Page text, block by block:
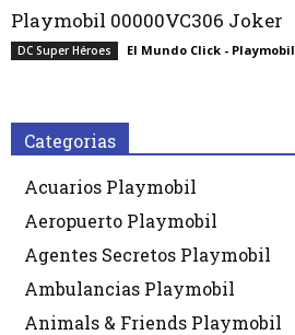
Playmobil 00000VC306 Joker
DC Super Héroes El Mundo Click - Playmobil
Categorias
Acuarios Playmobil
Aeropuerto Playmobil
Agentes Secretos Playmobil
Ambulancias Playmobil
Animals & Friends Playmobil